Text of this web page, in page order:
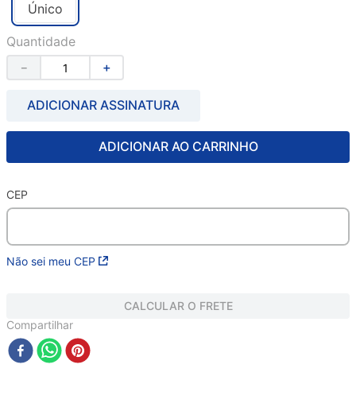
Único
Quantidade
＋
－
ADICIONAR ASSINATURA
ADICIONAR AO CARRINHO
CEP
Não sei meu CEP
CALCULAR O FRETE
Compartilhar